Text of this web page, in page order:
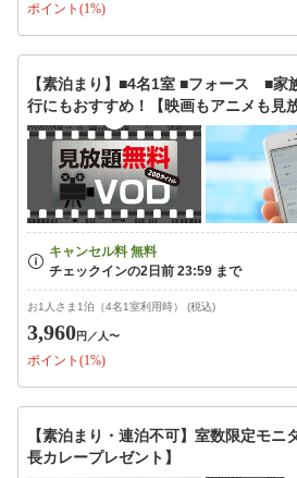
ポイント(1%)
【素泊まり】■4名1室 ■フォース ■家
行にもおすすめ！【映画もアニメも見放
お1人さま1泊（4名1室利用時） (税込)
3,960円 ／人〜
ポイント(1%)
【素泊まり・連泊不可】室数限定モニ
長カレープレゼント】